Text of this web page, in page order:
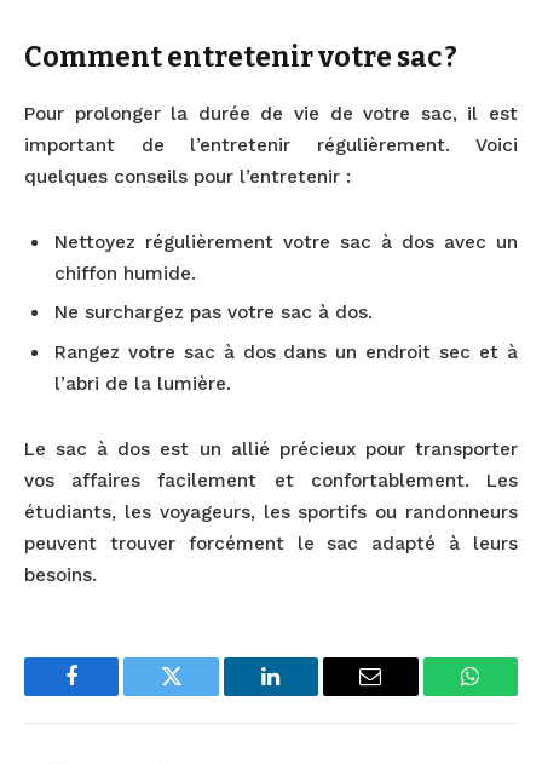
Comment entretenir votre sac ?
Pour prolonger la durée de vie de votre sac, il est
important de l’entretenir régulièrement. Voici
quelques conseils pour l’entretenir :
Nettoyez régulièrement votre sac à dos avec un
chiffon humide.
Ne surchargez pas votre sac à dos.
Rangez votre sac à dos dans un endroit sec et à
l’abri de la lumière.
Le sac à dos est un allié précieux pour transporter
vos affaires facilement et confortablement. Les
étudiants, les voyageurs, les sportifs ou randonneurs
peuvent trouver forcément le sac adapté à leurs
besoins.
Facebook Twitter LinkedIn Email